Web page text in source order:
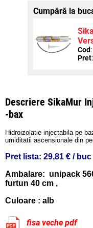
Cumpără la
Cod
Pret
Descriere SikaMur
-bax
Hidroizolatie injectabila pe
umiditatii ascensionale din
Pret lista: 29,81 € /
Ambalare: unipack
furtun 40 cm ,
Culoare : alb
fisa veche pdf